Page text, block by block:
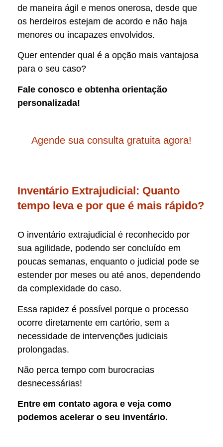
de maneira ágil e menos onerosa, desde que
os herdeiros estejam de acordo e não haja
menores ou incapazes envolvidos.
Quer entender qual é a opção mais vantajosa
para o seu caso?
Fale conosco e obtenha orientação
personalizada!
Agende sua consulta gratuita agora!
Inventário Extrajudicial: Quanto
tempo leva e por que é mais rápido?
O inventário extrajudicial é reconhecido por
sua agilidade, podendo ser concluído em
poucas semanas, enquanto o judicial pode se
estender por meses ou até anos, dependendo
da complexidade do caso.
Essa rapidez é possível porque o processo
ocorre diretamente em cartório, sem a
necessidade de intervenções judiciais
prolongadas.
Não perca tempo com burocracias
desnecessárias!
Entre em contato agora e veja como
podemos acelerar o seu inventário.